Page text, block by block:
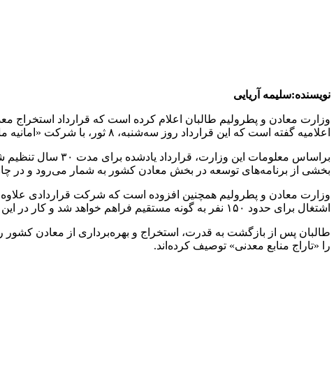
نویسنده:سلیمه آریایی
وزارت معادن و پطرولیم طالبان اعلام کرده است که قرارداد
اعلامیه گفته است که این قرارداد روز سه‌شنبه، ۸ ثور، با شرکت «امانیه ماینینگ» و با سرمایه‌گذاری حدود ۱۴۵ میلیون افغانی نهایی شده است.
بخشی از برنامه‌های توسعه در بخش معادن کشور به شمار می‌رود و در
وزارت معادن و پطرولیم همچنین افزوده است که شرکت قراردادی علاوه
اشتغال برای حدود ۱۵۰ نفر به گونه مستقیم فراهم خواهد شد و کار در این معدن به‌تدریج آغاز می‌شود.
طالبان پس از بازگشت به قدرت، استخراج و بهره‌برداری از معادن کشور
را «تاراج منابع معدنی» توصیف کرده‌اند.